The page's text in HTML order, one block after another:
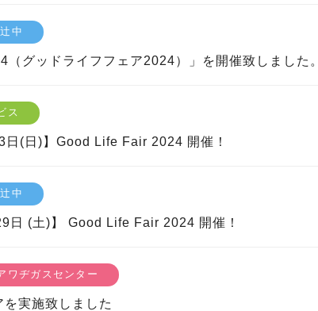
中
（グッドライフフェア2024）」を開催致しました。
ス
日(日)】Good Life Fair 2024 開催！
中
日 (土)】 Good Life Fair 2024 開催！
ワヂガスセンター
実施致しました